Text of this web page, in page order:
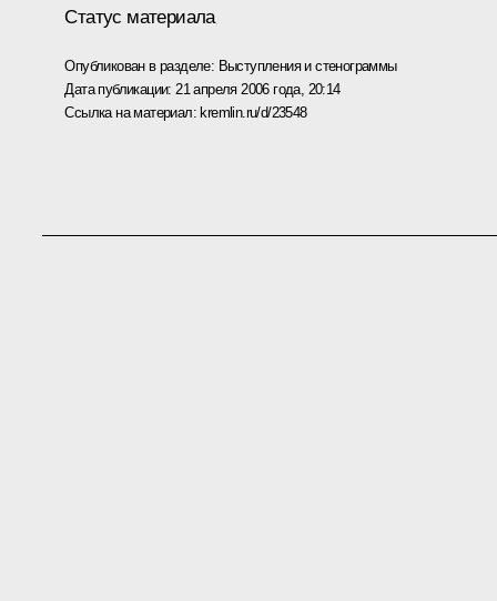
Статус материала
Опубликован в разделе: Выступления и стенограммы
Дата публикации: 21 апреля 2006 года, 20:14
Ссылка на материал:kremlin.ru/d/23548